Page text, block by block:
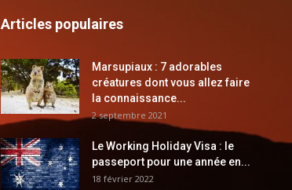
Articles populaires
Marsupiaux : 7 adorables
créatures dont vous allez faire
la connaissance...
2 septembre 2021
Le Working Holiday Visa : le
passeport pour une année en...
18 février 2022